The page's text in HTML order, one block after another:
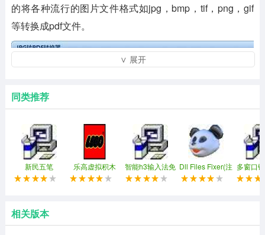
的将各种流行的图片文件格式如jpg，bmp，tif，png，gif
等转换成pdf文件。
∨ 展开
同类推荐
新民五笔
乐高虚拟积木
(ldd)
智能h3输入法免
费修改版
Dll Files Fixer(注
册表修复工具)
多窗口
同步控
相关版本